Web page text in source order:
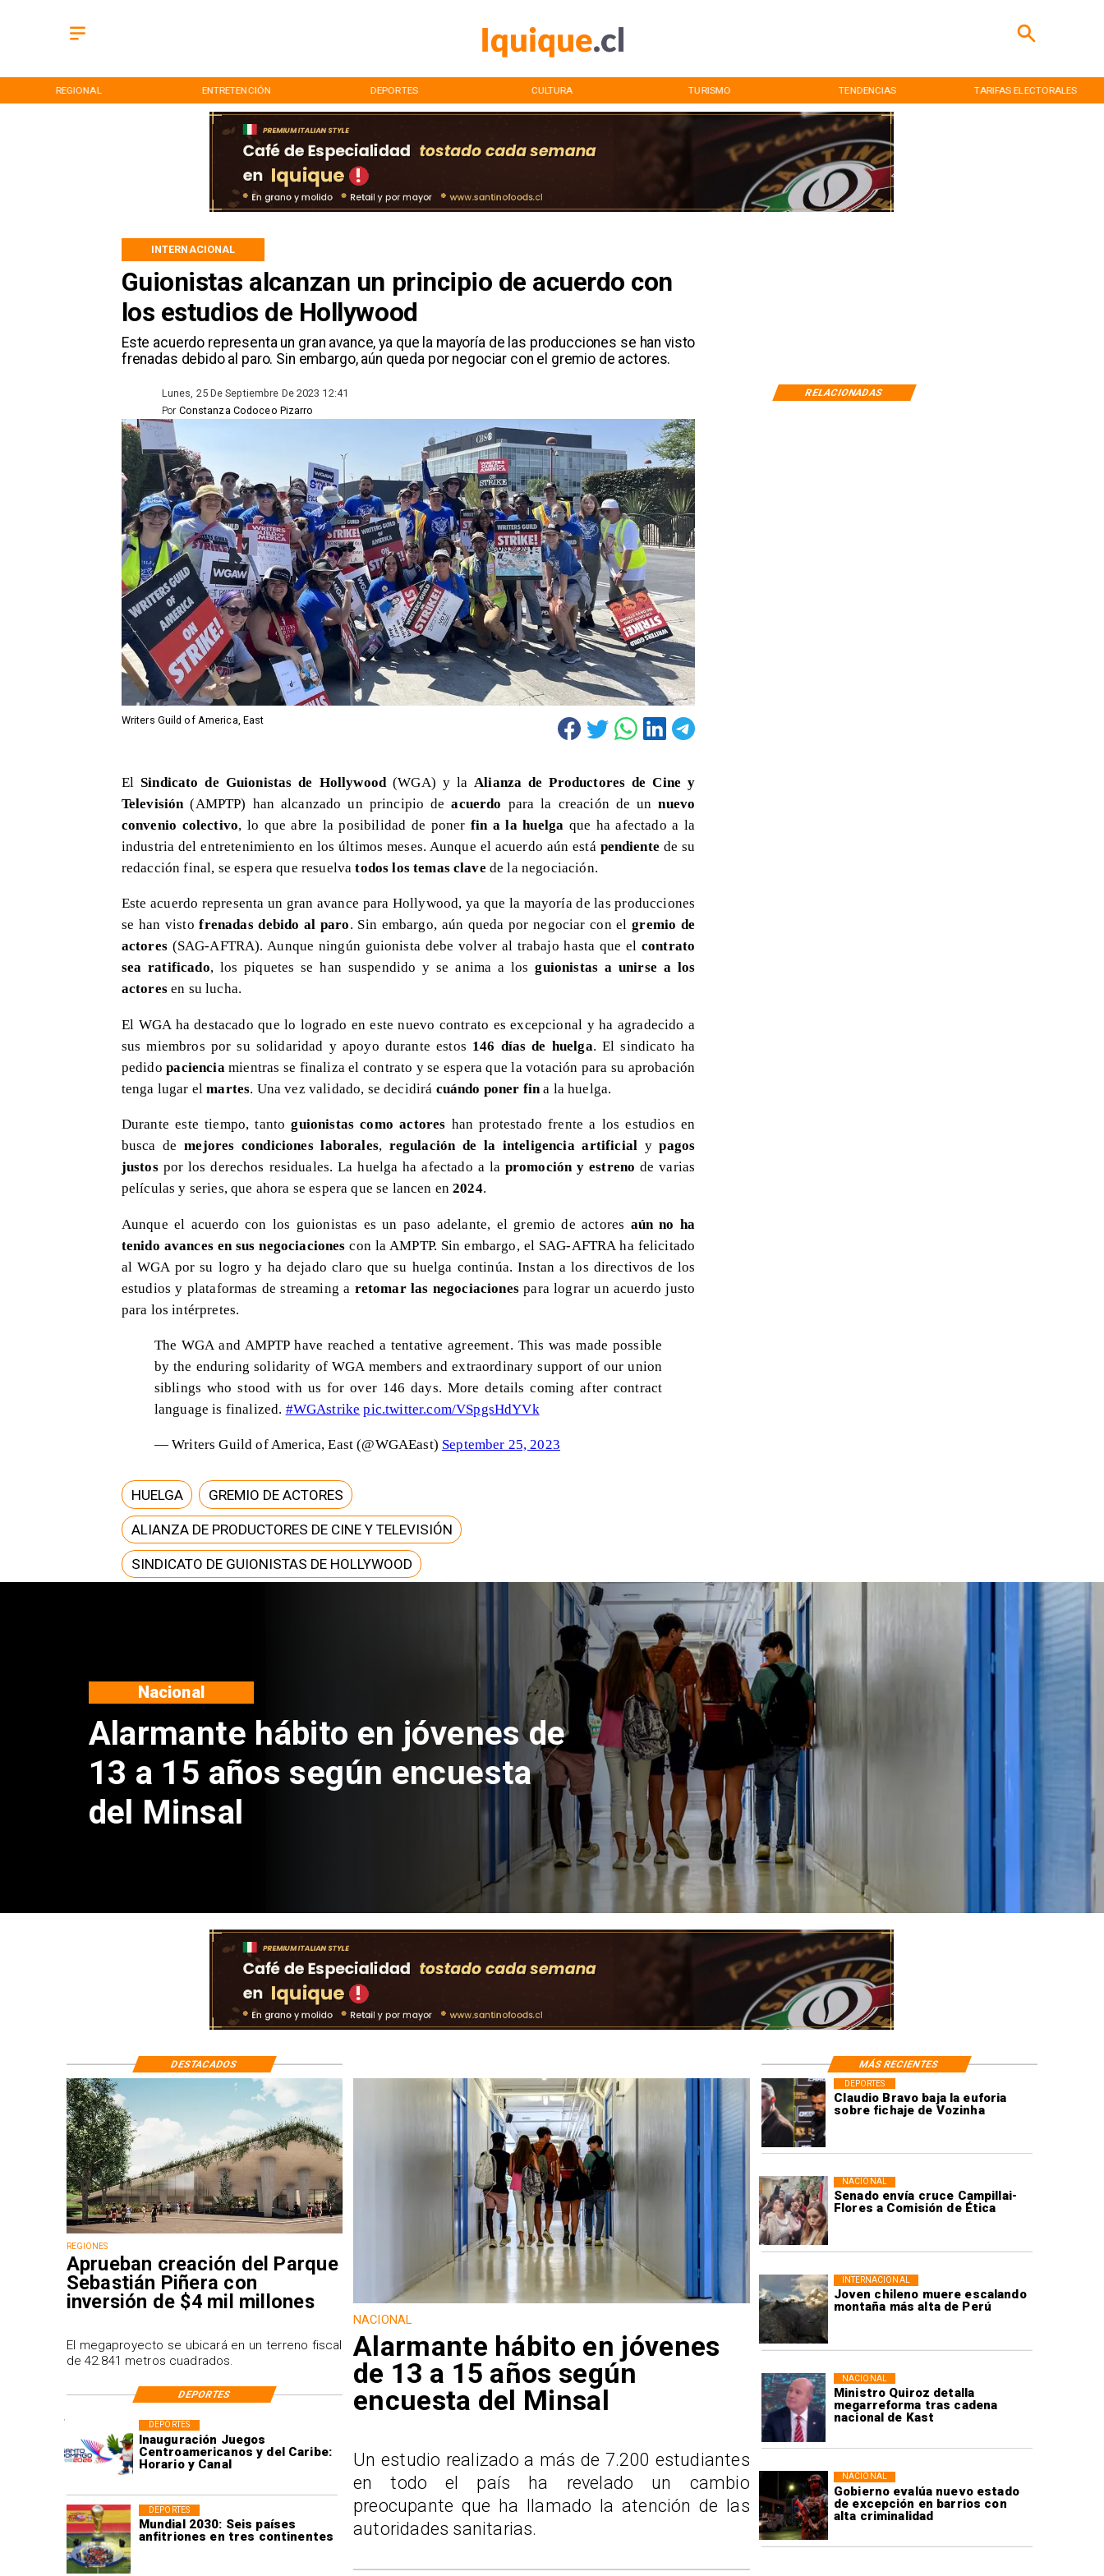
REGIONAL ENTRETENCIÓN DEPORTES CULTURA TURISMO TENDENCIAS TARIFAS ELECTORALES
Guionistas alcanzan un principio de acuerdo con
los estudios de Hollywood
Este acuerdo representa un gran avance, ya que la mayoría de las producciones se han visto
frenadas debido al paro. Sin embargo, aún queda por negociar con el gremio de actores.
INTERNACIONAL
RELACIONADAS
Lunes, 25 De Septiembre De 2023 12:41
Constanza Codoceo Pizarro
Por
Writers Guild of America, East
ElSindicato de Guionistas de Hollywood (WGA) y la Alianza de Productores de Cine y
Televisión (AMPTP) han alcanzado un principio deacuerdo para la creación de un nuevo
convenio colectivo, lo que abre la posibilidad de poner fin a la huelga que ha afectado a la
industria del entretenimiento en los últimos meses. Aunque el acuerdo aún está pendiente de su
redacción final, se espera que resuelvatodos los temas clave de la negociación.
Este acuerdo representa un gran avance para Hollywood, ya que la mayoría de las producciones
se han vistofrenadas debido al paro. Sin embargo, aún queda por negociar con el gremio de
actores(SAG-AFTRA). Aunque ningún guionista debe volver al trabajo hasta que el contrato
sea ratificado, los piquetes se han suspendido y se anima a los guionistas a unirse a los
actoresen su lucha.
El WGA ha destacado que lo logrado en este nuevo contrato es excepcional y ha agradecido a
sus miembros por su solidaridad y apoyo durante estos 146 días de huelga. El sindicato ha
pedidopaciencia mientras se finaliza el contrato y se espera que la votación para su aprobación
tenga lugar elmartes. Una vez validado, se decidirá cuándo poner fina la huelga.
Durante este tiempo, tanto guionistas como actores han protestado frente a los estudios en
busca demejores condiciones laborales, regulación de la inteligencia artificial ypagos
justos por los derechos residuales. La huelga ha afectado a lapromoción y estrenode varias
películas y series, que ahora se espera que se lancen en2024.
Aunque el acuerdo con los guionistas es un paso adelante, el gremio de actores aún no ha
tenido avances en sus negociaciones con la AMPTP. Sin embargo, el SAG-AFTRA ha felicitado
al WGA por su logro y ha dejado claro que su huelga continúa. Instan a los directivos de los
estudios y plataformas de streaming a retomar las negociacionespara lograr un acuerdo justo
para los intérpretes.
The WGA and AMPTP have reached a tentative agreement. This was made possible
by the enduring solidarity of WGA members and extraordinary support of our union
siblings who stood with us for over 146 days. More details coming after contract
language is finalized. #WGAstrike pic.twitter.com/VSpgsHdYVk
— Writers Guild of America, East (@WGAEast) September 25, 2023
HUELGA GREMIO DE ACTORES
ALIANZA DE PRODUCTORES DE CINE Y TELEVISIÓN
SINDICATO DE GUIONISTAS DE HOLLYWOOD
Aprueban creación del Parque
Sebastián Piñera con inversión
de $4 mil millones
Regiones
Claudio Bravo baja la euforia
sobre fichaje de Vozinha
DEPORTES
Senado envía cruce Campillai-
Flores a Comisión de Ética
NACIONAL
Joven chileno muere escalando
montaña más alta de Perú
INTERNACIONAL
Ministro Quiroz detalla
megarreforma tras cadena
nacional de Kast
NACIONAL
Gobierno evalúa nuevo estado
de excepción en barrios con
alta criminalidad
NACIONAL
Inauguración Juegos
Centroamericanos y del Caribe:
Horario y Canal
DEPORTES
Mundial 2030: Seis países
anfitriones en tres continentes
DEPORTES
REGIONES
Aprueban creación del Parque
Sebastián Piñera con
inversión de $4 mil millones
El megaproyecto se ubicará en un terreno fiscal
de 42.841 metros cuadrados.
NACIONAL
Alarmante hábito en jóvenes
de 13 a 15 años según
encuesta del Minsal
Un estudio realizado a más de 7.200 estudiantes
en todo el país ha revelado un cambio
preocupante que ha llamado la atención de las
autoridades sanitarias.
DESTACADOS MÁS RECIENTES
DEPORTES